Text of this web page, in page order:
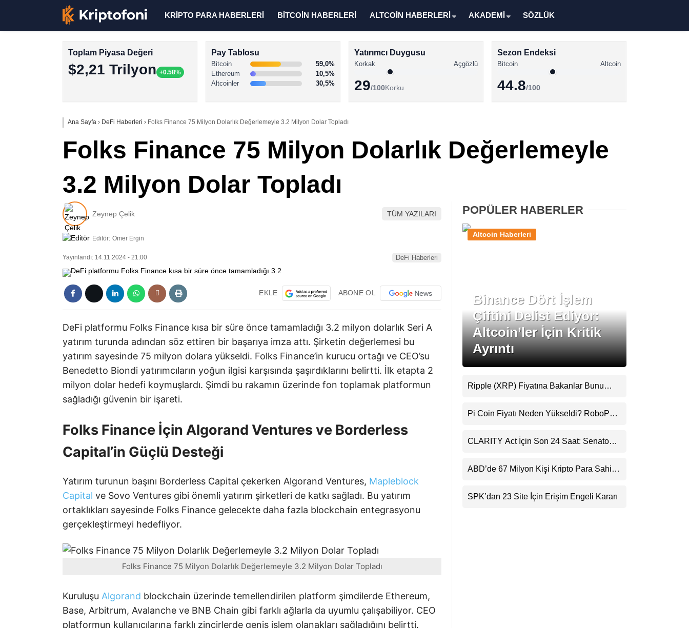
Altcoin Haberleri
XRP Haberleri
LinkedIn
Telegram
KRİPTO PARA HABERLERİ BİTCOİN HABERLERİ ALTCOİN HABERLERİ AKADEMİ SÖZLÜK
Toplam Piyasa Değeri
$2,21 Trilyon +0.58%
Pay Tablosu
Bitcoin
59,0%
Ethereum
10,5%
Altcoinler
30,5%
Yatırımcı Duygusu
Korkak Açgözlü
29/100Korku
Sezon Endeksi
Bitcoin Altcoin
44.8/100
Ana Sayfa › DeFi Haberleri › Folks Finance 75 Milyon Dolarlık Değerlemeyle 3.2 Milyon Dolar Topladı
Folks Finance 75 Milyon Dolarlık Değerlemeyle
3.2 Milyon Dolar Topladı
Zeynep Çelik TÜM YAZILARI
Editör: Ömer Ergin
Yayınlandı: 14.11.2024 - 21:00 DeFi Haberleri
EKLE ABONE OL
DeFi platformu Folks Finance kısa bir süre önce tamamladığı 3.2 milyon dolarlık Seri A
yatırım turunda adından söz ettiren bir başarıya imza attı. Şirketin değerlemesi bu
yatırım sayesinde 75 milyon dolara yükseldi. Folks Finance’in kurucu ortağı ve CEO’su
Benedetto Biondi yatırımcıların yoğun ilgisi karşısında şaşırdıklarını belirtti. İlk etapta 2
milyon dolar hedefi koymuşlardı. Şimdi bu rakamın üzerinde fon toplamak platformun
sağladığı güvenin bir işareti.
Folks Finance İçin Algorand Ventures ve Borderless
Capital’in Güçlü Desteği
Yatırım turunun başını Borderless Capital çekerken Algorand Ventures, Mapleblock
Capital ve Sovo Ventures gibi önemli yatırım şirketleri de katkı sağladı. Bu yatırım
ortaklıkları sayesinde Folks Finance gelecekte daha fazla blockchain entegrasyonu
gerçekleştirmeyi hedefliyor.
Folks Finance 75 Milyon Dolarlık Değerlemeyle 3.2 Milyon Dolar Topladı
Kuruluşu Algorand blockchain üzerinde temellendirilen platform şimdilerde Ethereum,
Base, Arbitrum, Avalanche ve BNB Chain gibi farklı ağlarla da uyumlu çalışabiliyor. CEO
platformun kullanıcılarına farklı zincirlerde geniş işlem olanakları sağladığını belirtti.
POPÜLER HABERLER
Binance Dört İşlem
Çiftini Delist Ediyor:
Altcoin’ler İçin Kritik
Ayrıntı
Altcoin Haberleri
Ripple (XRP) Fiyatına Bakanlar Bunu
Uyarı
Pi Coin Fiyatı Neden Yükseldi? RoboPay
Destekledi
CLARITY Act İçin Son 24 Saat: Senato
Beklentisini Bozabilir
ABD’de 67 Milyon Kişi Kripto Para Sahibi:
SPK’dan 23 Site İçin Erişim Engeli Kararı